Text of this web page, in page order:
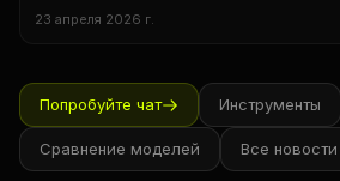
23 апреля 2026 г.
Попробуйте чат Инструменты
Сравнение моделей Все новости